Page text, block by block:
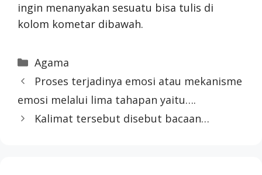
ingin menanyakan sesuatu bisa tulis di
kolom kometar dibawah.
Categories
Agama
Proses terjadinya emosi atau mekanisme
emosi melalui lima tahapan yaitu….
Kalimat tersebut disebut bacaan…